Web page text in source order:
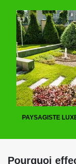
PAYSAGISTE
Pourquoi